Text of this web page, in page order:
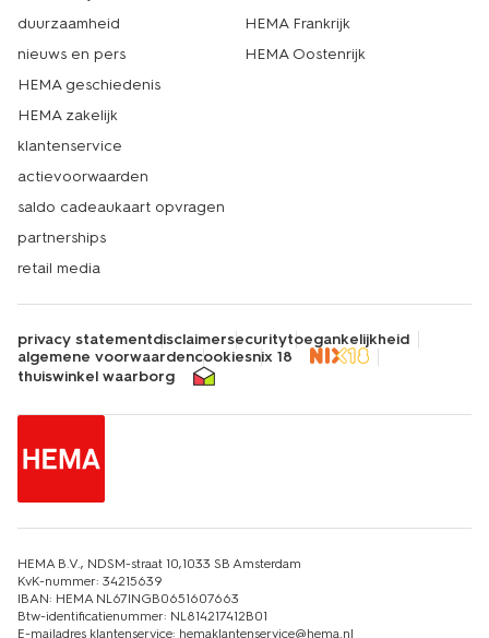
duurzaamheid
nieuws en pers
HEMA geschiedenis
HEMA zakelijk
klantenservice
actievoorwaarden
saldo cadeaukaart opvragen
partnerships
retail media
HEMA Frankrijk
HEMA Oostenrijk
privacy statementdisclaimersecuritytoegankelijkheid
algemene voorwaardencookiesnix 18
thuiswinkel waarborg
HEMA B.V., NDSM-straat 10,1033 SB Amsterdam
KvK-nummer: 34215639
IBAN: HEMA NL67INGB0651607663
Btw-identificatienummer: NL814217412B01
E-mailadres klantenservice: hemaklantenservice@hema.nl